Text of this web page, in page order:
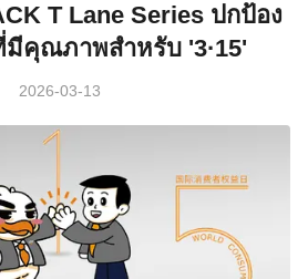
T Lane Series ปกป้อง
คุณภาพสำหรับ '3·15'
2026-03-13